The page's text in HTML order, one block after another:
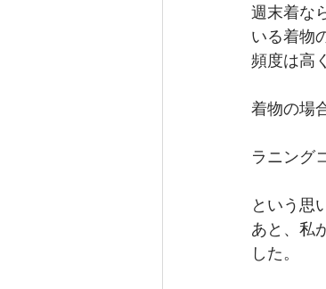
週末着な
いる着物
頻度は高
着物の場
ラニング
という思
あと、私
した。